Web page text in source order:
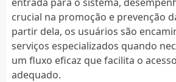
crucial na promoção e prevenção
partir dela, os usuários são
serviços especializados quando
um fluxo eficaz que facilita o
adequado.